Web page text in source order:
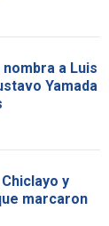
a Luis
Yamada
y
marcaron